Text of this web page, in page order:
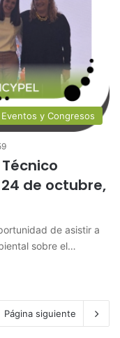
Eventos y Congresos
24 de octubre,
de asistir a
sobre el…
Página siguiente